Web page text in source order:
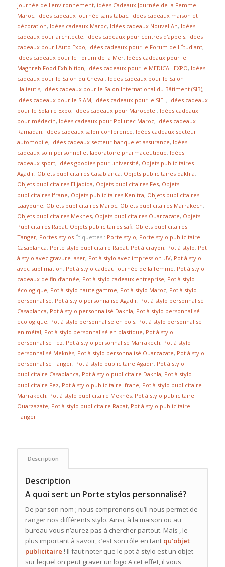
journée de l'environnement, idées Cadeaux Journée de la Femme
Maroc, Idées cadeaux journée sans tabac, Idées cadeaux maison et
décoration, Idées cadeaux Maroc, Idées cadeaux Nouvel An, Idées
cadeaux pour architecte, idées cadeaux pour centres d'appels, Idées
cadeaux pour l'Auto Expo, Idées cadeaux pour le Forum de l'Étudiant,
Idées cadeaux pour le Forum de la Mer, Idées cadeaux pour le
Maghreb Food Exhibition, Idées cadeaux pour le MEDICAL EXPO, Idées
cadeaux pour le Salon du Cheval, Idées cadeaux pour le Salon
Halieutis, Idées cadeaux pour le Salon International du Bâtiment (SIB),
Idées cadeaux pour le SIAM, Idées cadeaux pour le SIEL , Idées cadeaux
pour le Solaire Expo, Idées cadeaux pour Marocotel, Idées cadeaux
pour médecin, Idées cadeaux pour Pollutec Maroc, Idées cadeaux
Ramadan, Idées cadeaux salon conférence, Idées cadeaux secteur
automobile, Idées cadeaux secteur banque et assurance, Idées
cadeaux soin personnel et laboratoire pharmaceutique, Idées
cadeaux sport, Idées goodies pour université, Objets publicitaires
Agadir, Objets publicitaires Casablanca, Objets publicitaires dakhla,
Objets publicitaires El jadida, Objets publicitaires Fes, Objets
publicitaires Ifrane, Objets publicitaires Kenitra, Objets publicitaires
Laayoune, Objets publicitaires Maroc, Objets publicitaires Marrakech,
Objets publicitaires Meknes, Objets publicitaires Ouarzazate, Objets
Publicitaires Rabat, Objets publicitaires safi, Objets publicitaires
Tanger, Portes-stylos Étiquettes : Porte stylo, Porte stylo publicitaire
Casablanca, Porte stylo publicitaire Rabat, Pot à crayon, Pot à stylo, Pot
à stylo avec gravure laser, Pot à stylo avec impression UV, Pot à stylo
avec sublimation, Pot à stylo cadeau journée de la femme, Pot à stylo
cadeaux de fin d’année, Pot à stylo cadeaux entreprise, Pot à stylo
écologique, Pot à stylo haute gamme, Pot à stylo Maroc, Pot à stylo
personnalisé, Pot à stylo personnalisé Agadir, Pot à stylo personnalisé
Casablanca, Pot à stylo personnalisé Dakhla, Pot à stylo personnalisé
écologique, Pot à stylo personnalisé en bois, Pot à stylo personnalisé
en métal, Pot à stylo personnalisé en plastique, Pot à stylo
personnalisé Fez, Pot à stylo personnalisé Marrakech, Pot à stylo
personnalisé Meknès, Pot à stylo personnalisé Ouarzazate, Pot à stylo
personnalisé Tanger, Pot à stylo publicitaire Agadir, Pot à stylo
publicitaire Casablanca, Pot à stylo publicitaire Dakhla, Pot à stylo
publicitaire Fez, Pot à stylo publicitaire Ifrane, Pot à stylo publicitaire
Marrakech, Pot à stylo publicitaire Meknès, Pot à stylo publicitaire
Ouarzazate, Pot à stylo publicitaire Rabat, Pot à stylo publicitaire
Tanger
Description
Description
A quoi sert un Porte stylos personnalisé?
De par son nom ; nous comprenons qu’il nous permet de
ranger nos différents stylo. Ainsi, à la maison ou au
bureau vous n’aurez pas à chercher partout. Mais , le
plus important à savoir, c’est son rôle en tant qu’objet
publicitaire ! Il faut noter que le pot à stylo est un objet
sur lequel on peut graver un logo A cet effet, il vous